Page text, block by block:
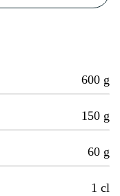
600 g
150 g
60 g
1 cl